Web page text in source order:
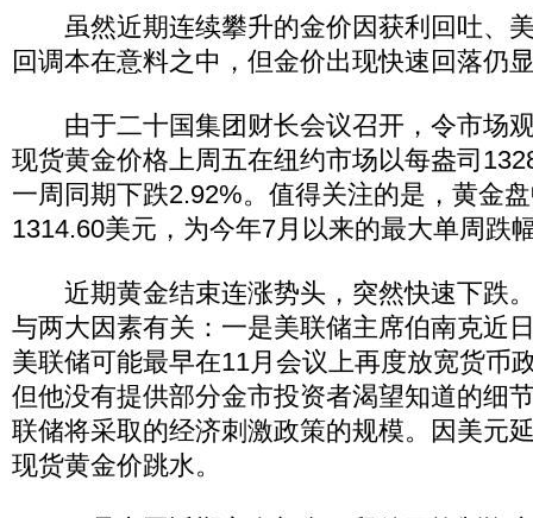
虽然近期连续攀升的金价因获利回吐、
回调本在意料之中，但金价出现快速回落仍
由于二十国集团财长会议召开，令市场
现货黄金价格上周五在纽约市场以每盎司
一周同期下跌2.92%。值得关注的是，黄金
1314.60美元，为今年7月以来的最大单周跌
近期黄金结束连涨势头，突然快速下跌
与两大因素有关：一是美联储主席伯南克近
美联储可能最早在11月会议上再度放宽货币
但他没有提供部分金市投资者渴望知道的细
联储将采取的经济刺激政策的规模。因美元
现货黄金价跳水。